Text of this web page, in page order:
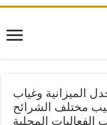
الميزانية وغياب
مختلف الشرائح
الفعاليات المحلية